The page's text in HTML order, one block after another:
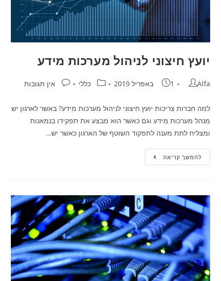
יועץ חיצוני לניהול מערכות מידע
Alfa 1 באפריל 2019 כללי אין תגובות
למה חברות צריכות יועץ חיצוני לניהול מערכות מידע? באשר לארגון יש
מנהל מערכות מידע וגם כאשר הוא מבצע את תפקידו בנמאנות
ומצליח לתת מענה לתפקוד השוטף של הארגון כאשר יש…
להמשך קריאה